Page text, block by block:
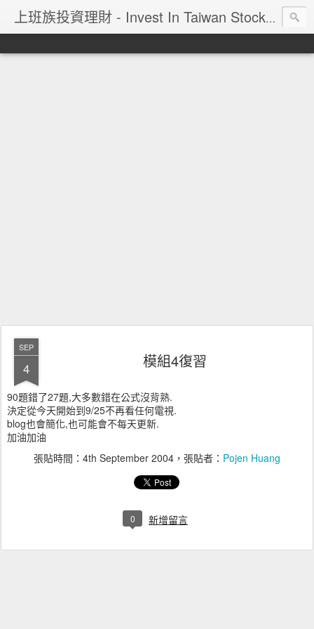
上班族投資理財 - Invest In Taiwan Stock Market
SEP
4 模組4復習
90題錯了27題,大多數錯在公式沒背熟.
決定從今天開始到9/25不再看任何電視.
blog也會簡化,也可能會不每天更新.
加油加油
張貼時間： 4th September 2004 ，張貼者： Pojen Huang
0 新增留言